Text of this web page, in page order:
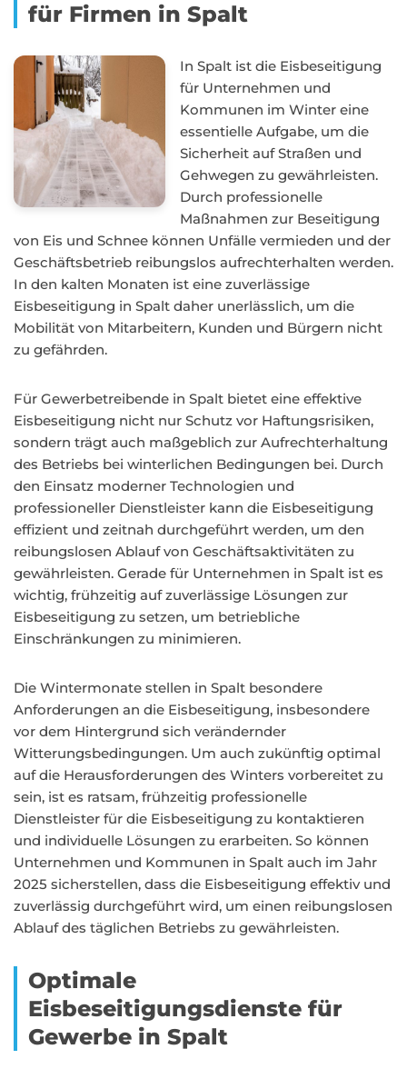
für Firmen in Spalt
In Spalt ist die Eisbeseitigung
für Unternehmen und
Kommunen im Winter eine
essentielle Aufgabe, um die
Sicherheit auf Straßen und
Gehwegen zu gewährleisten.
Durch professionelle
Maßnahmen zur Beseitigung
von Eis und Schnee können Unfälle vermieden und der
Geschäftsbetrieb reibungslos aufrechterhalten werden.
In den kalten Monaten ist eine zuverlässige
Eisbeseitigung in Spalt daher unerlässlich, um die
Mobilität von Mitarbeitern, Kunden und Bürgern nicht
zu gefährden.
Für Gewerbetreibende in Spalt bietet eine effektive
Eisbeseitigung nicht nur Schutz vor Haftungsrisiken,
sondern trägt auch maßgeblich zur Aufrechterhaltung
des Betriebs bei winterlichen Bedingungen bei. Durch
den Einsatz moderner Technologien und
professioneller Dienstleister kann die Eisbeseitigung
effizient und zeitnah durchgeführt werden, um den
reibungslosen Ablauf von Geschäftsaktivitäten zu
gewährleisten. Gerade für Unternehmen in Spalt ist es
wichtig, frühzeitig auf zuverlässige Lösungen zur
Eisbeseitigung zu setzen, um betriebliche
Einschränkungen zu minimieren.
Die Wintermonate stellen in Spalt besondere
Anforderungen an die Eisbeseitigung, insbesondere
vor dem Hintergrund sich verändernder
Witterungsbedingungen. Um auch zukünftig optimal
auf die Herausforderungen des Winters vorbereitet zu
sein, ist es ratsam, frühzeitig professionelle
Dienstleister für die Eisbeseitigung zu kontaktieren
und individuelle Lösungen zu erarbeiten. So können
Unternehmen und Kommunen in Spalt auch im Jahr
2025 sicherstellen, dass die Eisbeseitigung effektiv und
zuverlässig durchgeführt wird, um einen reibungslosen
Ablauf des täglichen Betriebs zu gewährleisten.
Optimale
Eisbeseitigungsdienste für
Gewerbe in Spalt